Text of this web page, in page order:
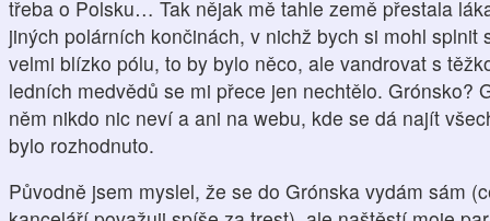
třeba o Polsku… Tak nějak mě tahle země přestala
jiných polárních končinách, v nichž bych si mohl splnit
velmi blízko pólu, to by bylo něco, ale vandrovat s
ledních medvědů se mi přece jen nechtělo. Grónsko?
něm nikdo nic neví a ani na webu, kde se dá najít
bylo rozhodnuto.
Původně jsem myslel, že se do Grónska vydám sám